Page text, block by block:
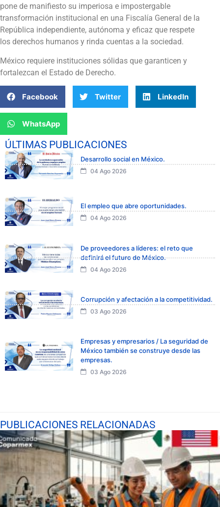
pone de manifiesto su imperiosa e impostergable
transformación institucional en una Fiscalía General de la
República independiente, autónoma y eficaz que respete
los derechos humanos y rinda cuentas a la sociedad.
México requiere instituciones sólidas que garanticen y
fortalezcan el Estado de Derecho.
Facebook Twitter LinkedIn
WhatsApp
ÚLTIMAS PUBLICACIONES
Desarrollo social en México.
04 Ago 2026
El empleo que abre oportunidades.
04 Ago 2026
De proveedores a líderes: el reto que
definirá el futuro de México.
04 Ago 2026
Corrupción y afectación a la competitividad.
03 Ago 2026
Empresas y empresarios / La seguridad de
México también se construye desde las
empresas.
03 Ago 2026
PUBLICACIONES RELACIONADAS